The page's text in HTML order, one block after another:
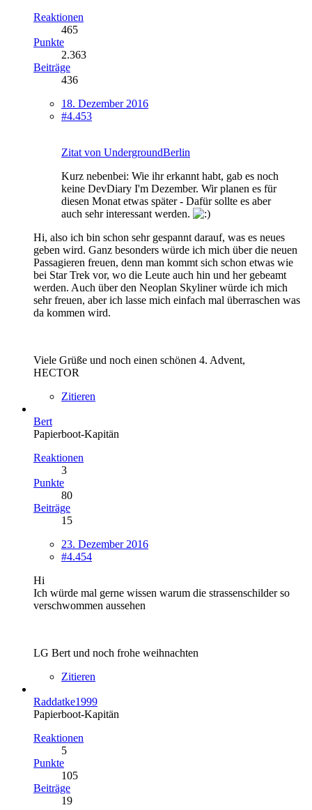
Reaktionen
465
Punkte
2.363
Beiträge
436
18. Dezember 2016
#4.453
Zitat von UndergroundBerlin
Kurz nebenbei: Wie ihr erkannt habt, gab es noch
keine DevDiary I'm Dezember. Wir planen es für
diesen Monat etwas später - Dafür sollte es aber
auch sehr interessant werden.
Hi, also ich bin schon sehr gespannt darauf, was es neues
geben wird. Ganz besonders würde ich mich über die neuen
Passagieren freuen, denn man kommt sich schon etwas wie
bei Star Trek vor, wo die Leute auch hin und her gebeamt
werden. Auch über den Neoplan Skyliner würde ich mich
sehr freuen, aber ich lasse mich einfach mal überraschen was
da kommen wird.
Viele Grüße und noch einen schönen 4. Advent,
HECTOR
Zitieren
Bert
Papierboot-Kapitän
Reaktionen
3
Punkte
80
Beiträge
15
23. Dezember 2016
#4.454
Hi
Ich würde mal gerne wissen warum die strassenschilder so
verschwommen aussehen
LG Bert und noch frohe weihnachten
Zitieren
Raddatke1999
Papierboot-Kapitän
Reaktionen
5
Punkte
105
Beiträge
19